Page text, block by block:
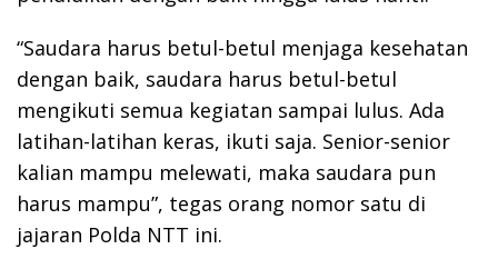
“Saudara harus betul-betul menjaga kesehatan
dengan baik, saudara harus betul-betul
mengikuti semua kegiatan sampai lulus. Ada
latihan-latihan keras, ikuti saja. Senior-senior
kalian mampu melewati, maka saudara pun
harus mampu”, tegas orang nomor satu di
jajaran Polda NTT ini.